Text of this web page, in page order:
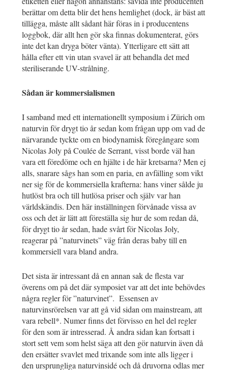
berättar om detta blir det hens hemlighet (dock, är bäst att
tillägga, måste allt sådant här föras in i producentens
loggbok, där allt hen gör ska finnas dokumenterat, görs
inte det kan dryga böter vänta). Ytterligare ett sätt att
hålla efter ett vin utan svavel är att behandla det med
steriliserande UV-strålning.
Sådan är kommersialismen
I samband med ett internationellt symposium i Zürich om
naturvin för drygt tio år sedan kom frågan upp om vad de
närvarande tyckte om en biodynamisk föregångare som
Nicolas Joly på Coulée de Serrant, visst borde väl han
vara ett föredöme och en hjälte i de här kretsarna? Men ej
alls, snarare sågs han som en paria, en avfälling som vikt
ner sig för de kommersiella krafterna: hans viner sålde ju
hutlöst bra och till hutlösa priser och själv var han
världskändis. Den här inställningen förvånade vissa av
oss och det är lätt att föreställa sig hur de som redan då,
för drygt tio år sedan, hade svårt för Nicolas Joly,
reagerar på ”naturvinets” väg från deras baby till en
kommersiell vara bland andra.
Det sista är intressant då en annan sak de flesta var
överens om på det där symposiet var att det inte behövdes
några regler för ”naturvinet”. Essensen av
naturvinsrörelsen var att gå vid sidan om mainstream, att
vara rebell*. Numer finns det förvisso en hel del regler
för den som är intresserad. Å andra sidan kan fortsatt i
stort sett vem som helst säga att den gör naturvin även då
den ersätter svavlet med trixande som inte alls ligger i
den ursprungliga naturvinsidé och då druvorna odlas mer